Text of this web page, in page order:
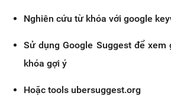
Nghiên cứu từ khóa với google
Sử dụng Google Suggest để
khóa gợi ý
Hoặc tools ubersuggest.org